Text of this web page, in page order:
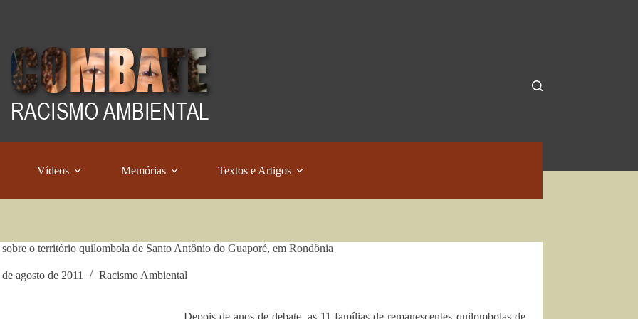
Vídeos Memórias Textos e Artigos
o território quilombola de Santo Antônio do Guaporé, em Rondônia
agosto de 2011 Racismo Ambiental
Depois de anos de debate, as 11 famílias de remanescentes quilombolas de